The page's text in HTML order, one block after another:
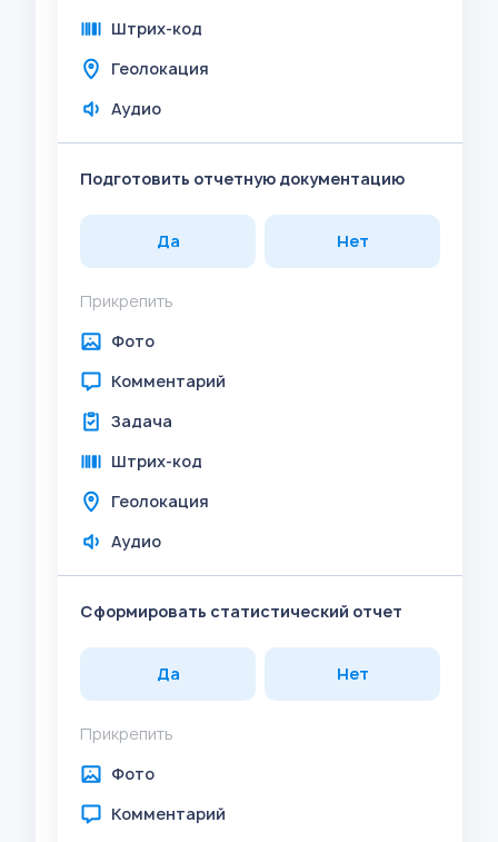
Штрих-код
Геолокация
Аудио
Подготовить отчетную документацию
Да Нет
Прикрепить
Фото
Комментарий
Задача
Штрих-код
Геолокация
Аудио
Сформировать статистический отчет
Да Нет
Прикрепить
Фото
Комментарий